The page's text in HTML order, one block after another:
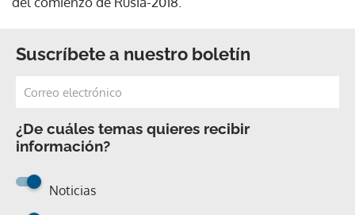
Suscríbete a nuestro boletín
¿De cuáles temas quieres recibir
información?
Noticias